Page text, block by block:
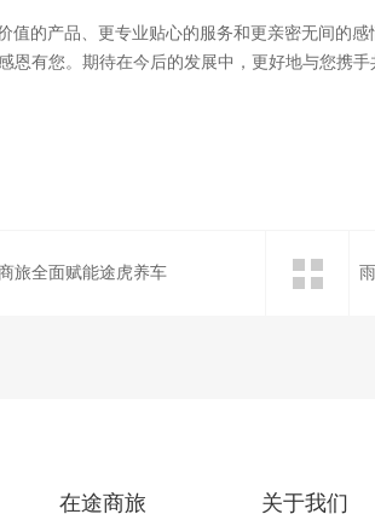
的产品、更专业贴心的服务和更亲密无间的
有您。期待在今后的发展中，更好地与您携手
旅全面赋能途虎养车
在途商旅 关于我们